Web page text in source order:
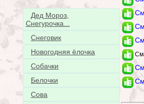
Дед Мороз,
Снегурочка...
Снеговик
Новогодняя ёлочка
Собачки
Белочки
Сова